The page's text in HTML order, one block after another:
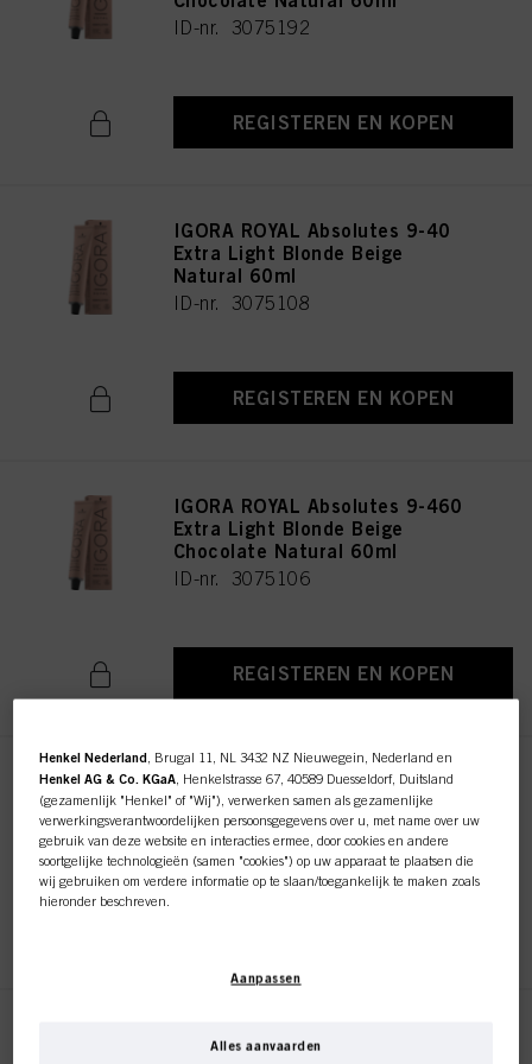
ID-nr. 3075192
REGISTEREN EN KOPEN
IGORA ROYAL Absolutes 9-40
Extra Light Blonde Beige
Natural 60ml
ID-nr. 3075108
REGISTEREN EN KOPEN
IGORA ROYAL Absolutes 9-460
Extra Light Blonde Beige
Chocolate Natural 60ml
ID-nr. 3075106
REGISTEREN EN KOPEN
IGORA ROYAL Absolutes 5-50
Light Brown Gold Natural 60ml
ID-nr. 3075117
IGORA ROYAL Absolutes 6-50
Dark Blonde Gold Natural 60ml
Henkel Nederland , Brugal 11, NL 3432 NZ Nieuwegein, Nederland en
Henkel AG & Co. KGaA , Henkelstrasse 67, 40589 Duesseldorf, Duitsland
(gezamenlijk "Henkel" of "Wij"), verwerken samen als gezamenlijke
verwerkingsverantwoordelijken persoonsgegevens over u, met name over uw
gebruik van deze website en interacties ermee, door cookies en andere
soortgelijke technologieën (samen "cookies") op uw apparaat te plaatsen die
wij gebruiken om verdere informatie op te slaan/toegankelijk te maken zoals
hieronder beschreven.
aangegeven in onze Gegevensbeschermingsverklaring waarnaar een link in
te meten en te optimaliseren, om u
Aanpassen
Alles aanvaarden